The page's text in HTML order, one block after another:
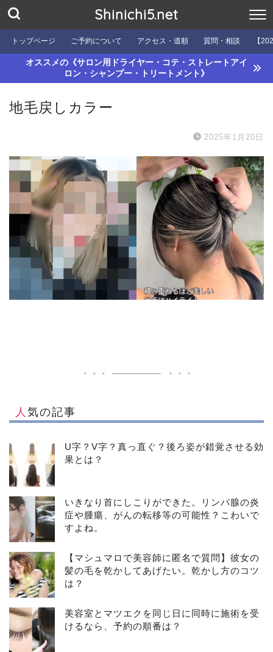
Shinichi5.net
トップページ ご予約について アクセス・道順 質問・相談 【
オススメの《サロン用ドライヤー・コテ・ストレートアイ
ロン・シャンプー・トリートメント》
地毛戻しカラー
2025年1月20日
人気の記事
U字？V字？真っ直ぐ？後ろ姿が錯覚させる効
果とは？
いきなり首にしこりができた。リンパ腺の炎
症や腫瘍、がんの転移等の可能性？こわいで
すよね。
【マシュマロで美容師に匿名で質問】彼女の
髪の毛を乾かしてあげたい。乾かし方のコツ
は？
美容室とマツエクを同じ日に同時に施術を受
けるなら、予約の順番は？